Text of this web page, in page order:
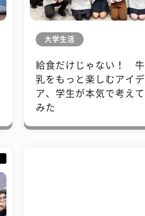
大学生活
給食だけじゃない！ 牛
乳をもっと楽しむアイデ
ア、学生が本気で考えて
みた